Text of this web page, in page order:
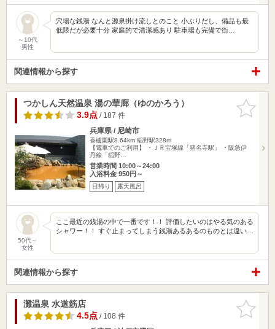
～10代
男性
穴場な銭湯 なんと源泉掛け流しとのこと 小ぶりだし、備品も最
低限だが必要十分 家庭的で清潔感あり 駐車場も完備で街…
関連情報から探す
お気に入
りに追加
つかしん天然温泉 湯の華廊（ゆのかろう）
3.9点/ 187 件
兵庫県 / 尼崎市
香櫨園駅8.64km 稲野駅328m
【電車でのご利用】 ・ＪＲ宝塚線「猪名寺駅」 ・阪急伊
丹線「稲野…
営業時間 10:00～24:00
入浴料金 950円～
日帰り 露天風呂
50代～
女性
ここ最近の銭湯の中で一番です！！ 評価したいのはやる気のある
シャワー！！ すぐ止まってしまう銭湯あるあるのものとは違い…
関連情報から探す
お気に入
りに追加
灘温泉 水道筋店
4.5点/ 108 件